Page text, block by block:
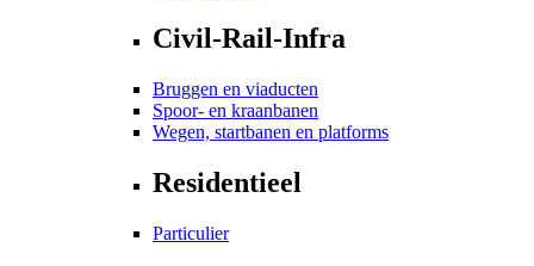
Civil-Rail-Infra
Bruggen en viaducten
Spoor- en kraanbanen
Wegen, startbanen en platforms
Residentieel
Particulier